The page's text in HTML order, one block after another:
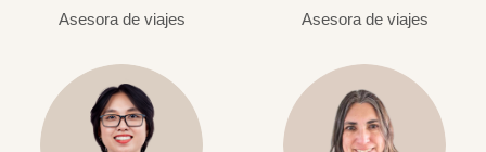
Asesora de viajes Asesora de viajes